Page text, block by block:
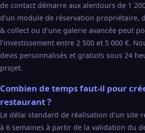
de contact démarre aux alentours de 1
d'un module de réservation propriétaire,
& collect ou d'une galerie avancée peut
l'investissement entre 2 500 et 5 000 €.
devis personnalisés et gratuits sous 24
projet.
Combien de temps faut-il pour
restaurant ?
Le délai standard de réalisation d'un site
à 6 semaines à partir de la validation du